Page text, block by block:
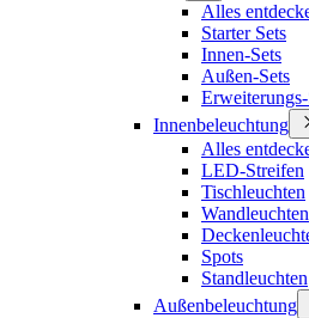
Alles
Starter Sets
Innen-Sets
Außen-Sets
Erweiterungs-
Innenbeleuchtung
Alles
LED-Streifen
Tischleuchten
Wandleuchten
Spots
Standleuchten
Außenbeleuchtung